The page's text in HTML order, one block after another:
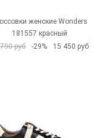
женские Wonders
181557 красный
руб
-29% 15 450 руб